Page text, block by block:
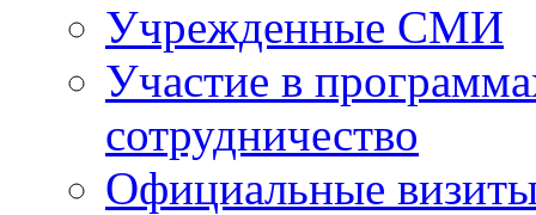
Учрежденные СМИ
Участие в
сотрудничество
Официальные